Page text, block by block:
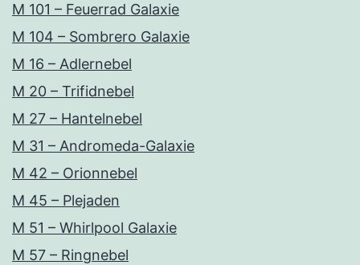
M 101 – Feuerrad Galaxie
M 104 – Sombrero Galaxie
M 16 – Adlernebel
M 20 – Trifidnebel
M 27 – Hantelnebel
M 31 – Andromeda-Galaxie
M 42 – Orionnebel
M 45 – Plejaden
M 51 – Whirlpool Galaxie
M 57 – Ringnebel